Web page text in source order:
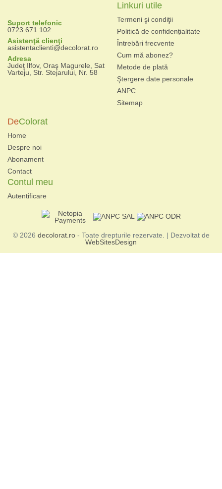
Suport telefonic
0723 671 102
Asistenţă clienţi
asistentaclienti@decolorat.ro
Adresa
Judeţ Ilfov, Oraş Magurele, Sat
Varteju, Str. Stejarului, Nr. 58
Linkuri utile
Termeni şi condiţii
Politică de confidențialitate
Întrebări frecvente
Cum mă abonez?
Metode de plată
Ştergere date personale
ANPC
Sitemap
DeColorat
Home
Despre noi
Abonament
Contact
Contul meu
Autentificare
© 2026 decolorat.ro- Toate drepturile rezervate. | Dezvoltat de
WebSitesDesign